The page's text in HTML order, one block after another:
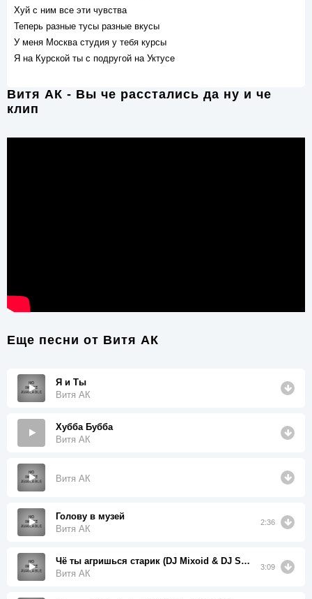
Хуй с ним все эти чувства
Теперь разные тусы разные вкусы
У меня Москва студия у тебя курсы
Я на Курской ты с подругой на Уктусе
Витя АК - Вы че расстались да ну и че
клип
Еще песни от Витя АК
Я и Ты
Витя АК
Хубба Бубба
Витя АК
Витя АК
Голову в музей
Витя АК
2:36
Чё ты агришься старик (DJ Mixoid & DJ Scoop Scratch)
Витя АК
3:09